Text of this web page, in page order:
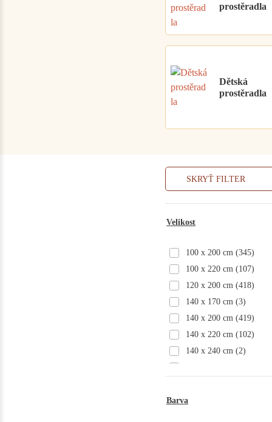
prostěradla
Dětská
prostěradla
SKRYŤ FILTER
Velikost
100 x 200 cm (345)
100 x 220 cm (107)
120 x 200 cm (418)
140 x 170 cm (3)
140 x 200 cm (419)
140 x 220 cm (102)
140 x 240 cm (2)
160 × 240 cm
Barva